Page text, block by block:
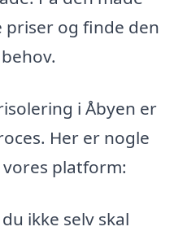
priser og finde den
i Åbyen er
Her er nogle
platform:
ikke selv skal